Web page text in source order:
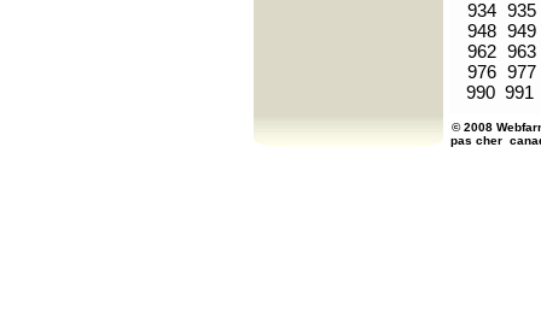
934 935
948 949
962 963
976 977
990 991
© 2008
pas cher